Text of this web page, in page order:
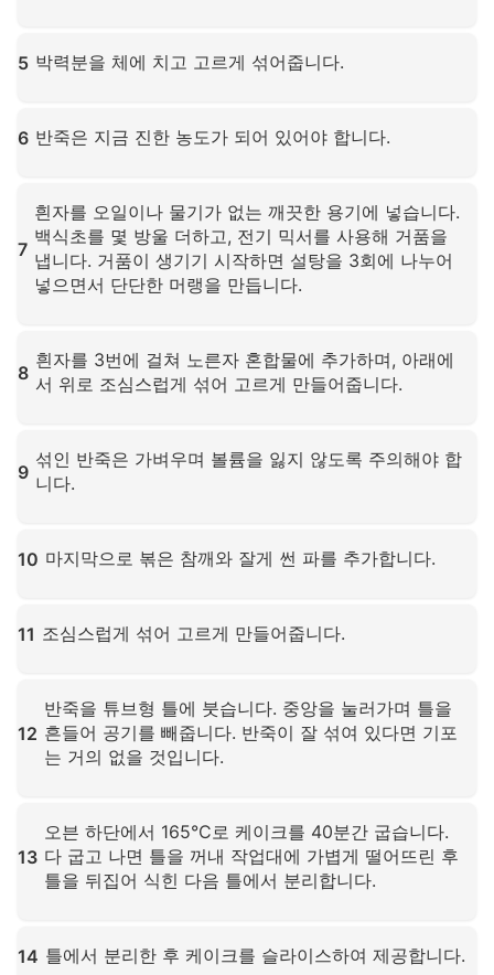
5 박력분을 체에 치고 고르게 섞어줍니다.
6 반죽은 지금 진한 농도가 되어 있어야 합니다.
7
흰자를 오일이나 물기가 없는 깨끗한 용기에 넣습니다.
백식초를 몇 방울 더하고, 전기 믹서를 사용해 거품을
냅니다. 거품이 생기기 시작하면 설탕을 3회에 나누어
넣으면서 단단한 머랭을 만듭니다.
8
흰자를 3번에 걸쳐 노른자 혼합물에 추가하며, 아래에
서 위로 조심스럽게 섞어 고르게 만들어줍니다.
9
섞인 반죽은 가벼우며 볼륨을 잃지 않도록 주의해야 합
니다.
10 마지막으로 볶은 참깨와 잘게 썬 파를 추가합니다.
11 조심스럽게 섞어 고르게 만들어줍니다.
12
반죽을 튜브형 틀에 붓습니다. 중앙을 눌러가며 틀을
흔들어 공기를 빼줍니다. 반죽이 잘 섞여 있다면 기포
는 거의 없을 것입니다.
13
오븐 하단에서 165°C로 케이크를 40분간 굽습니다.
다 굽고 나면 틀을 꺼내 작업대에 가볍게 떨어뜨린 후
틀을 뒤집어 식힌 다음 틀에서 분리합니다.
14 틀에서 분리한 후 케이크를 슬라이스하여 제공합니다.